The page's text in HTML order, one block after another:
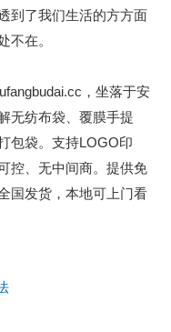
到了我们生活的方方面
不在。
，坐落于安
无纺布袋、覆膜手提
包袋。支持LOGO印
控、无中间商。提供免
国发货，本地可上门看